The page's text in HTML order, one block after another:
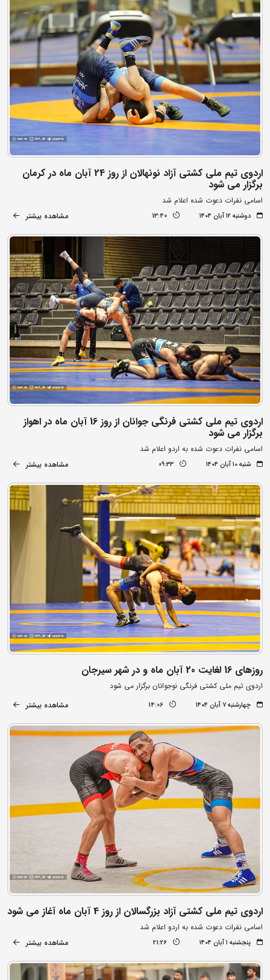
اردوی تیم ملی کشتی آزاد نونهالان از روز 24 آبان ماه در کرمان
برگزار می شود
اسامی نفرات دعوت شده اعلام شد
دوشنبه ۱۲ آبان ۱۴۰۴ 13:40 مشاهده بیشتر
اردوی تیم ملی کشتی فرنگی جوانان از روز 16 آبان ماه در اهواز
برگزار می شود
اسامی نفرات دعوت شده به اردو اعلام شد
شنبه ۱۰ آبان ۱۴۰۴ 09:33 مشاهده بیشتر
روزهای 16 لغایت 20 آبان ماه و در شهر سیرجان
اردوی تیم ملی کشتی فرنگی نوجوانان برگزار می شود
چهارشنبه ۷ آبان ۱۴۰۴ 14:06 مشاهده بیشتر
اردوی تیم ملی کشتی آزاد بزرگسالان از روز 4 آبان ماه آغاز می شود
اسامی نفرات دعوت شده به اردو اعلام شد
پنجشنبه ۱ آبان ۱۴۰۴ 21:26 مشاهده بیشتر